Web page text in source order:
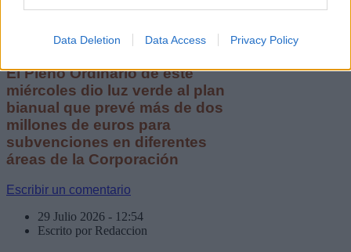
Data Deletion Data Access Privacy Policy
El Pleno Ordinario de este
miércoles dio luz verde al plan
bianual que prevé más de dos
millones de euros para
subvenciones en diferentes
áreas de la Corporación
Escribir un comentario
29 Julio 2026 - 12:54
Escrito por Redaccion